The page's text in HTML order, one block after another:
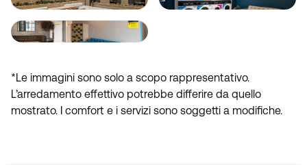
*Le immagini sono solo a scopo rappresentativo.
L’arredamento effettivo potrebbe differire da quello
mostrato. I comfort e i servizi sono soggetti a modifiche.